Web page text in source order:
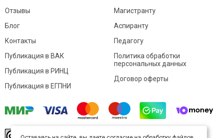
Отзывы
Блог
Контакты
Магистранту
Аспиранту
Педагогу
Публикация в ВАК
Публикация в РИНЦ
Публикация в ЕГПНИ
Политика обработки
персональных данных
Договор оферты